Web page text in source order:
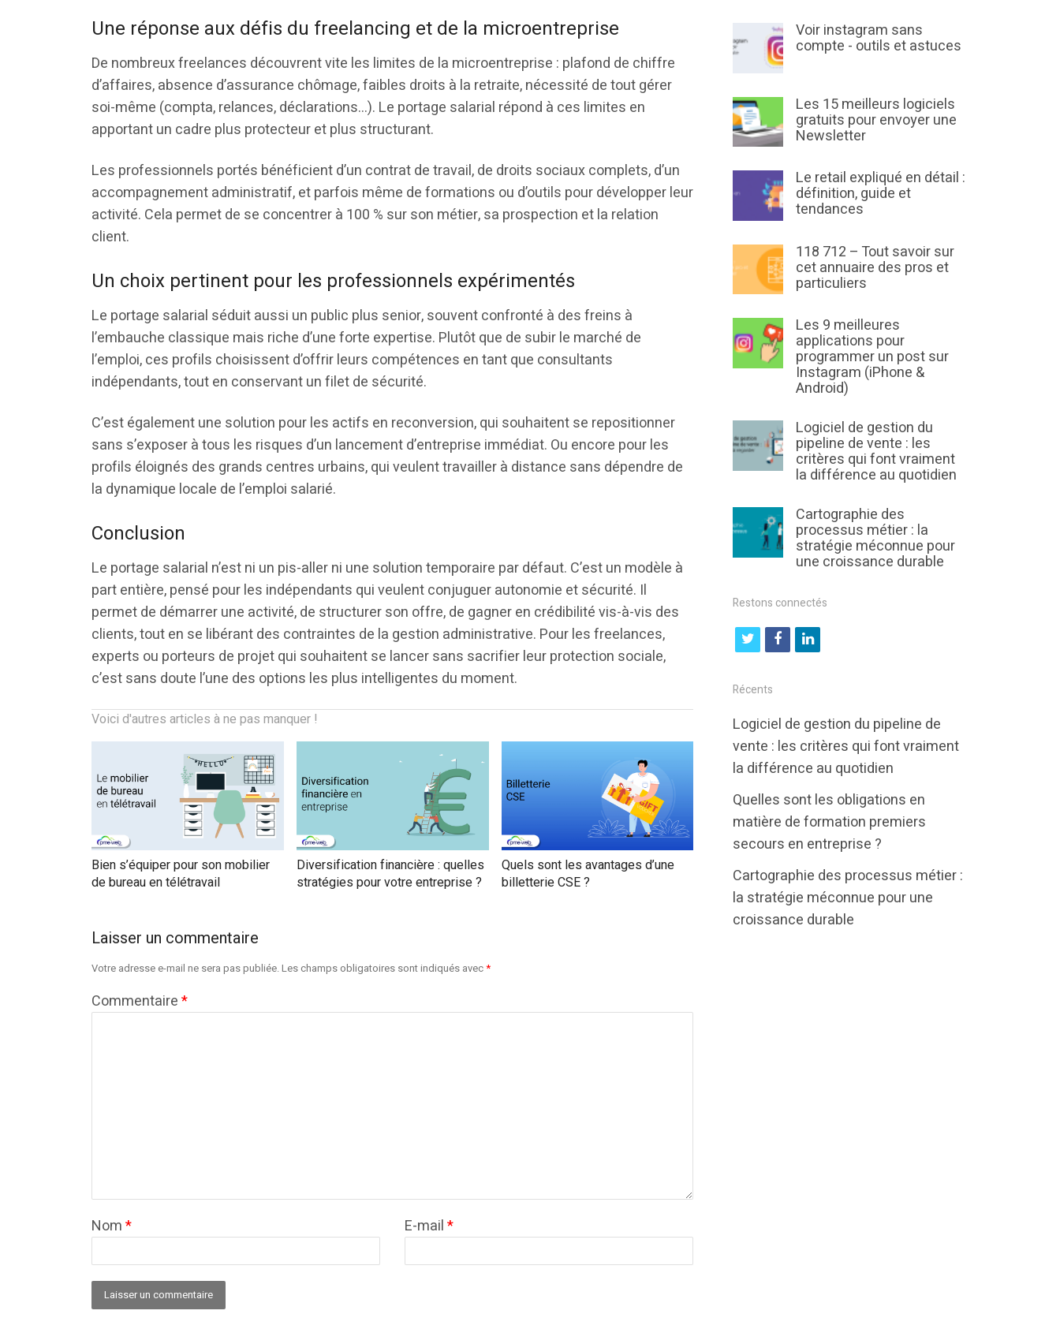
Une réponse aux défis du freelancing et de la microentreprise
De nombreux freelances découvrent vite les limites de la microentreprise : plafond de chiffre
d’affaires, absence d’assurance chômage, faibles droits à la retraite, nécessité de tout gérer
soi-même (compta, relances, déclarations…). Le portage salarial répond à ces limites en
apportant un cadre plus protecteur et plus structurant.
Les professionnels portés bénéficient d’un contrat de travail, de droits sociaux complets, d’un
accompagnement administratif, et parfois même de formations ou d’outils pour développer leur
activité. Cela permet de se concentrer à 100 % sur son métier, sa prospection et la relation
client.
Un choix pertinent pour les professionnels expérimentés
Le portage salarial séduit aussi un public plus senior, souvent confronté à des freins à
l’embauche classique mais riche d’une forte expertise. Plutôt que de subir le marché de
l’emploi, ces profils choisissent d’offrir leurs compétences en tant que consultants
indépendants, tout en conservant un filet de sécurité.
C’est également une solution pour les actifs en reconversion, qui souhaitent se repositionner
sans s’exposer à tous les risques d’un lancement d’entreprise immédiat. Ou encore pour les
profils éloignés des grands centres urbains, qui veulent travailler à distance sans dépendre de
la dynamique locale de l’emploi salarié.
Conclusion
Le portage salarial n’est ni un pis-aller ni une solution temporaire par défaut. C’est un modèle à
part entière, pensé pour les indépendants qui veulent conjuguer autonomie et sécurité. Il
permet de démarrer une activité, de structurer son offre, de gagner en crédibilité vis-à-vis des
clients, tout en se libérant des contraintes de la gestion administrative. Pour les freelances,
experts ou porteurs de projet qui souhaitent se lancer sans sacrifier leur protection sociale,
c’est sans doute l’une des options les plus intelligentes du moment.
Voici d'autres articles à ne pas manquer !
Bien s’équiper pour son mobilier
de bureau en télétravail
Diversification financière : quelles
stratégies pour votre entreprise ?
Quels sont les avantages d’une
billetterie CSE ?
Laisser un commentaire
Votre adresse e-mail ne sera pas publiée.Les champs obligatoires sont indiqués avec*
Commentaire*
Nom* E-mail*
Voir instagram sans
compte - outils et astuces
Les 15 meilleurs logiciels
gratuits pour envoyer une
Newsletter
Le retail expliqué en détail :
définition, guide et
tendances
118 712 – Tout savoir sur
cet annuaire des pros et
particuliers
Les 9 meilleures
applications pour
programmer un post sur
Instagram (iPhone &
Android)
Logiciel de gestion du
pipeline de vente : les
critères qui font vraiment
la différence au quotidien
Cartographie des
processus métier : la
stratégie méconnue pour
une croissance durable
Restons connectés
t
i
t
t
e
f
b
o
k
l
e
d
i
n
Récents
Logiciel de gestion du pipeline de
vente : les critères qui font vraiment
la différence au quotidien
Quelles sont les obligations en
matière de formation premiers
secours en entreprise ?
Cartographie des processus métier :
la stratégie méconnue pour une
croissance durable